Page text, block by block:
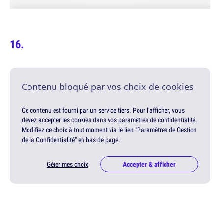
Contenu bloqué par vos choix de cookies
Ce contenu est fourni par un service tiers. Pour l'afficher, vous
devez accepter les cookies dans vos paramètres de confidentialité.
Modifiez ce choix à tout moment via le lien "Paramètres de Gestion
de la Confidentialité" en bas de page.
Gérer mes choix Accepter & afficher